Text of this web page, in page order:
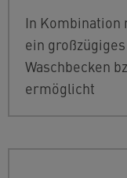
In Kombination
ein
Waschbecken
ermöglicht